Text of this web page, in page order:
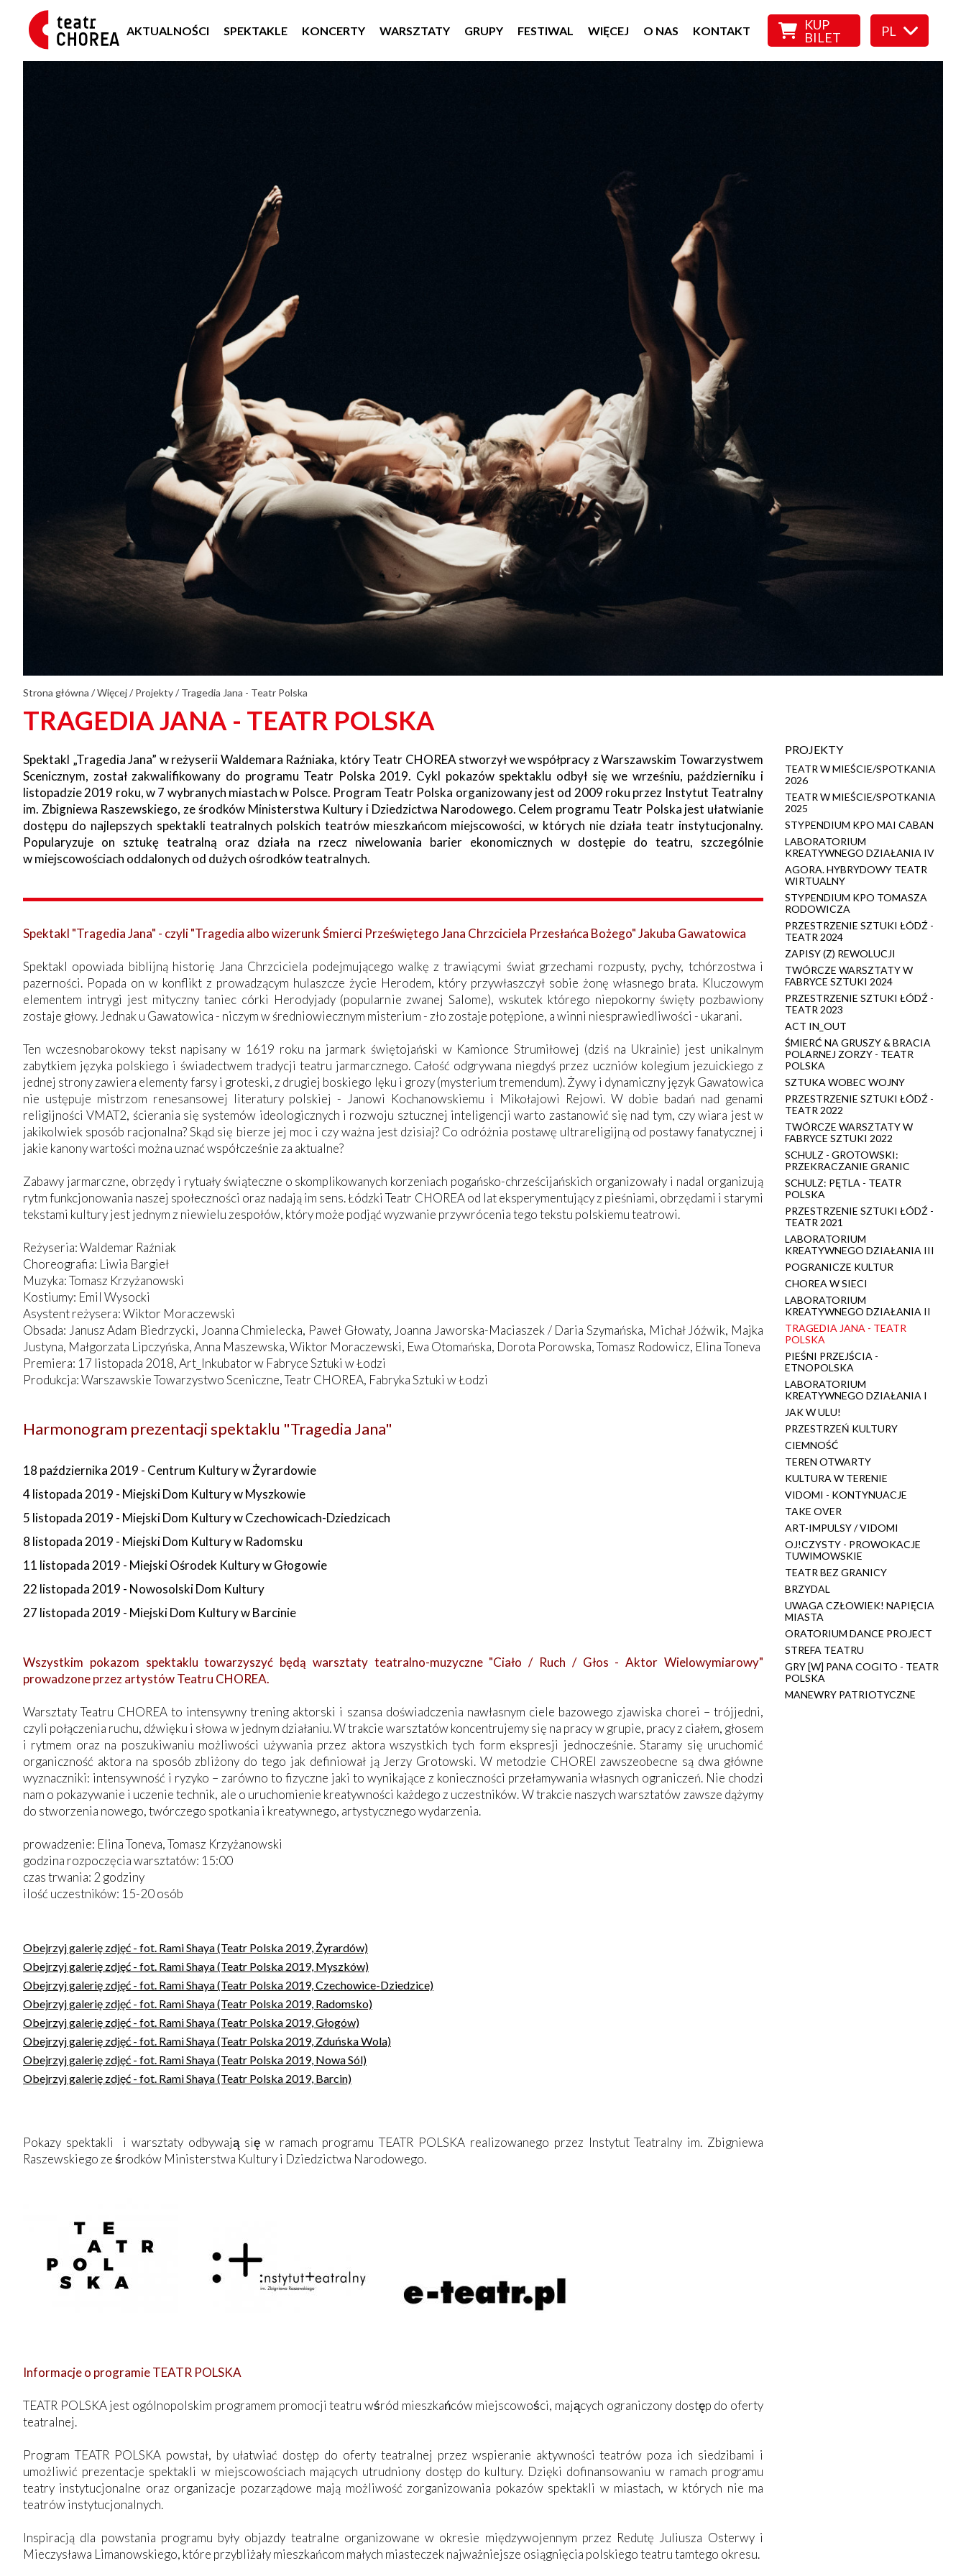
AKTUALNOŚCI SPEKTAKLE KONCERTY WARSZTATY GRUPY FESTIWAL WIĘCEJ O NAS KONTAKT
KUP
BILET
PL
Strona główna /Więcej/ Projekty/ Tragedia Jana - Teatr Polska
TRAGEDIA JANA - TEATR POLSKA
Spektakl „Tragedia Jana” w reżyserii Waldemara Raźniaka, który Teatr CHOREA stworzył we współpracy z Warszawskim Towarzystwem
Scenicznym, został zakwalifikowany do programu Teatr Polska 2019. Cykl pokazów spektaklu odbył się we wrześniu, październiku i
listopadzie 2019 roku, w 7 wybranych miastach w Polsce. Program Teatr Polska organizowany jest od 2009 roku przez Instytut Teatralny
im. Zbigniewa Raszewskiego, ze środków Ministerstwa Kultury i Dziedzictwa Narodowego. Celem programu Teatr Polska jest ułatwianie
dostępu do najlepszych spektakli teatralnych polskich teatrów mieszkańcom miejscowości, w których nie działa teatr instytucjonalny.
Popularyzuje on sztukę teatralną oraz działa na rzecz niwelowania barier ekonomicznych w dostępie do teatru, szczególnie
w miejscowościach oddalonych od dużych ośrodków teatralnych.
Spektakl "Tragedia Jana" - czyli "Tragedia albo wizerunk Śmierci Przeświętego Jana Chrzciciela Przesłańca Bożego" Jakuba Gawatowica
Spektakl opowiada biblijną historię Jana Chrzciciela podejmującego walkę z trawiącymi świat grzechami rozpusty, pychy, tchórzostwa i
pazerności. Popada on w konflikt z prowadzącym hulaszcze życie Herodem, który przywłaszczył sobie żonę własnego brata. Kluczowym
elementem intrygi jest mityczny taniec córki Herodyjady (popularnie zwanej Salome), wskutek którego niepokorny święty pozbawiony
zostaje głowy. Jednak u Gawatowica - niczym w średniowiecznym misterium - zło zostaje potępione, a winni niesprawiedliwości - ukarani.
Ten wczesnobarokowy tekst napisany w 1619 roku na jarmark świętojański w Kamionce Strumiłowej (dziś na Ukrainie) jest unikalnym
zabytkiem języka polskiego i świadectwem tradycji teatru jarmarcznego. Całość odgrywana niegdyś przez uczniów kolegium jezuickiego z
jednej strony zawiera elementy farsy i groteski, z drugiej boskiego lęku i grozy (mysterium tremendum). Żywy i dynamiczny język Gawatowica
nie ustępuje mistrzom renesansowej literatury polskiej - Janowi Kochanowskiemu i Mikołajowi Rejowi. W dobie badań nad genami
religijności VMAT2, ścierania się systemów ideologicznych i rozwoju sztucznej inteligencji warto zastanowić się nad tym, czy wiara jest w
jakikolwiek sposób racjonalna? Skąd się bierze jej moc i czy ważna jest dzisiaj? Co odróżnia postawę ultrareligijną od postawy fanatycznej i
jakie kanony wartości można uznać współcześnie za aktualne?
Zabawy jarmarczne, obrzędy i rytuały świąteczne o skomplikowanych korzeniach pogańsko-chrześcijańskich organizowały i nadal organizują
rytm funkcjonowania naszej społeczności oraz nadają im sens. Łódzki Teatr CHOREA od lat eksperymentujący z pieśniami, obrzędami i starymi
tekstami kultury jest jednym z niewielu zespołów, który może podjąć wyzwanie przywrócenia tego tekstu polskiemu teatrowi.
Reżyseria: Waldemar Raźniak
Choreografia: Liwia Bargieł
Muzyka: Tomasz Krzyżanowski
Kostiumy: Emil Wysocki
Asystent reżysera: Wiktor Moraczewski
Obsada: Janusz Adam Biedrzycki, Joanna Chmielecka, Paweł Głowaty, Joanna Jaworska-Maciaszek / Daria Szymańska, Michał Jóźwik, Majka
Justyna, Małgorzata Lipczyńska, Anna Maszewska, Wiktor Moraczewski, Ewa Otomańska, Dorota Porowska, Tomasz Rodowicz, Elina Toneva
Premiera: 17 listopada 2018, Art_Inkubator w Fabryce Sztuki w Łodzi
Produkcja: Warszawskie Towarzystwo Sceniczne, Teatr CHOREA, Fabryka Sztuki w Łodzi
Harmonogram prezentacji spektaklu "Tragedia Jana"
18 października 2019 - Centrum Kultury w Żyrardowie
4 listopada 2019 - Miejski Dom Kultury w Myszkowie
5 listopada 2019 - Miejski Dom Kultury w Czechowicach-Dziedzicach
8 listopada 2019 - Miejski Dom Kultury w Radomsku
11 listopada 2019 - Miejski Ośrodek Kultury w Głogowie
22 listopada 2019 - Nowosolski Dom Kultury
27 listopada 2019 - Miejski Dom Kultury w Barcinie
Wszystkim pokazom spektaklu towarzyszyć będą warsztaty teatralno-muzyczne "Ciało / Ruch / Głos - Aktor Wielowymiarowy"
prowadzone przez artystów Teatru CHOREA.
Warsztaty Teatru CHOREA to intensywny trening aktorski i szansa doświadczenia nawłasnym ciele bazowego zjawiska chorei – trójjedni,
czyli połączenia ruchu, dźwięku i słowa w jednym działaniu. W trakcie warsztatów koncentrujemy się na pracy w grupie, pracy z ciałem, głosem
i rytmem oraz na poszukiwaniu możliwości używania przez aktora wszystkich tych form ekspresji jednocześnie. Staramy się uruchomić
organiczność aktora na sposób zbliżony do tego jak definiował ją Jerzy Grotowski. W metodzie CHOREI zawszeobecne są dwa główne
wyznaczniki: intensywność i ryzyko – zarówno to fizyczne jaki to wynikające z konieczności przełamywania własnych ograniczeń. Nie chodzi
nam o pokazywanie i uczenie technik, ale o uruchomienie kreatywności każdego z uczestników. W trakcie naszych warsztatów zawsze dążymy
do stworzenia nowego, twórczego spotkania i kreatywnego, artystycznego wydarzenia.
prowadzenie: Elina Toneva, Tomasz Krzyżanowski
godzina rozpoczęcia warsztatów: 15:00
czas trwania: 2 godziny
ilość uczestników: 15-20 osób
Obejrzyj galerię zdjęć - fot. Rami Shaya (Teatr Polska 2019, Żyrardów)
Obejrzyj galerię zdjęć - fot. Rami Shaya (Teatr Polska 2019, Myszków)
Obejrzyj galerię zdjęć - fot. Rami Shaya (Teatr Polska 2019, Czechowice-Dziedzice)
Obejrzyj galerię zdjęć - fot. Rami Shaya (Teatr Polska 2019, Radomsko)
Obejrzyj galerię zdjęć - fot. Rami Shaya (Teatr Polska 2019, Głogów)
Obejrzyj galerię zdjęć - fot. Rami Shaya (Teatr Polska 2019, Zduńska Wola)
Obejrzyj galerię zdjęć - fot. Rami Shaya (Teatr Polska 2019, Nowa Sól)
Obejrzyj galerię zdjęć - fot. Rami Shaya (Teatr Polska 2019, Barcin)
Pokazy spektakli i warsztaty odbywają się w ramach programu TEATR POLSKA realizowanego przez Instytut Teatralny im. Zbigniewa
Raszewskiego ze środków Ministerstwa Kultury i Dziedzictwa Narodowego.
Informacje o programie TEATR POLSKA
TEATR POLSKA jest ogólnopolskim programem promocji teatru wśród mieszkańców miejscowości, mających ograniczony dostęp do oferty
teatralnej.
Program TEATR POLSKA powstał, by ułatwiać dostęp do oferty teatralnej przez wspieranie aktywności teatrów poza ich siedzibami i
umożliwić prezentacje spektakli w miejscowościach mających utrudniony dostęp do kultury. Dzięki dofinansowaniu w ramach programu
teatry instytucjonalne oraz organizacje pozarządowe mają możliwość zorganizowania pokazów spektakli w miastach, w których nie ma
teatrów instytucjonalnych.
Inspiracją dla powstania programu były objazdy teatralne organizowane w okresie międzywojennym przez Redutę Juliusza Osterwy i
Mieczysława Limanowskiego, które przybliżały mieszkańcom małych miasteczek najważniejsze osiągnięcia polskiego teatru tamtego okresu.
PROJEKTY
TEATR W MIEŚCIE/SPOTKANIA
2026
TEATR W MIEŚCIE/SPOTKANIA
2025
STYPENDIUM KPO MAI CABAN
LABORATORIUM
KREATYWNEGO DZIAŁANIA IV
AGORA. HYBRYDOWY TEATR
WIRTUALNY
STYPENDIUM KPO TOMASZA
RODOWICZA
PRZESTRZENIE SZTUKI ŁÓDŹ -
TEATR 2024
ZAPISY (Z) REWOLUCJI
TWÓRCZE WARSZTATY W
FABRYCE SZTUKI 2024
PRZESTRZENIE SZTUKI ŁÓDŹ -
TEATR 2023
ACT IN_OUT
ŚMIERĆ NA GRUSZY & BRACIA
POLARNEJ ZORZY - TEATR
POLSKA
SZTUKA WOBEC WOJNY
PRZESTRZENIE SZTUKI ŁÓDŹ -
TEATR 2022
TWÓRCZE WARSZTATY W
FABRYCE SZTUKI 2022
SCHULZ - GROTOWSKI:
PRZEKRACZANIE GRANIC
SCHULZ: PĘTLA - TEATR
POLSKA
PRZESTRZENIE SZTUKI ŁÓDŹ -
TEATR 2021
LABORATORIUM
KREATYWNEGO DZIAŁANIA III
POGRANICZE KULTUR
CHOREA W SIECI
LABORATORIUM
KREATYWNEGO DZIAŁANIA II
TRAGEDIA JANA - TEATR
POLSKA
PIEŚNI PRZEJŚCIA -
ETNOPOLSKA
LABORATORIUM
KREATYWNEGO DZIAŁANIA I
JAK W ULU!
PRZESTRZEŃ KULTURY
CIEMNOŚĆ
TEREN OTWARTY
KULTURA W TERENIE
VIDOMI - KONTYNUACJE
TAKE OVER
ART-IMPULSY / VIDOMI
OJ!CZYSTY - PROWOKACJE
TUWIMOWSKIE
TEATR BEZ GRANICY
BRZYDAL
UWAGA CZŁOWIEK! NAPIĘCIA
MIASTA
ORATORIUM DANCE PROJECT
STREFA TEATRU
GRY [W] PANA COGITO - TEATR
POLSKA
MANEWRY PATRIOTYCZNE